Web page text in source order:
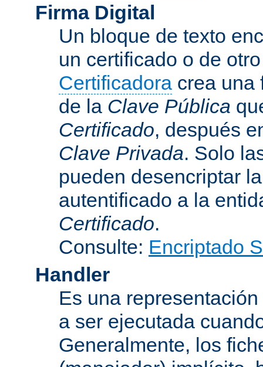
Firma Digital
Un bloque de texto
un certificado o de
Certificadora crea una
de la Clave Pública
Certificado, después
Clave Privada. Solo
pueden desencriptar
autentificado a la
Certificado.
Consulte: Encriptado
Handler
Es una
a ser ejecutada
Generalmente, los